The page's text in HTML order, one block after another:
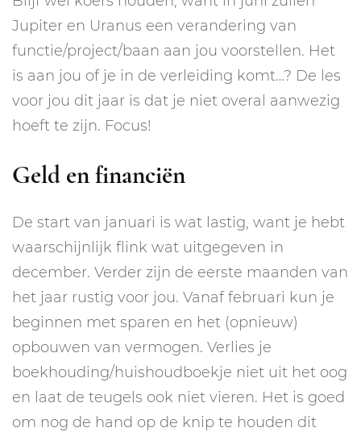
Jupiter en Uranus een verandering van
functie/project/baan aan jou voorstellen. Het
is aan jou of je in de verleiding komt…? De les
voor jou dit jaar is dat je niet overal aanwezig
hoeft te zijn. Focus!
Geld en financiën
De start van januari is wat lastig, want je hebt
waarschijnlijk flink wat uitgegeven in
december. Verder zijn de eerste maanden van
het jaar rustig voor jou. Vanaf februari kun je
beginnen met sparen en het (opnieuw)
opbouwen van vermogen. Verlies je
boekhouding/huishoudboekje niet uit het oog
en laat de teugels ook niet vieren. Het is goed
om nog de hand op de knip te houden dit